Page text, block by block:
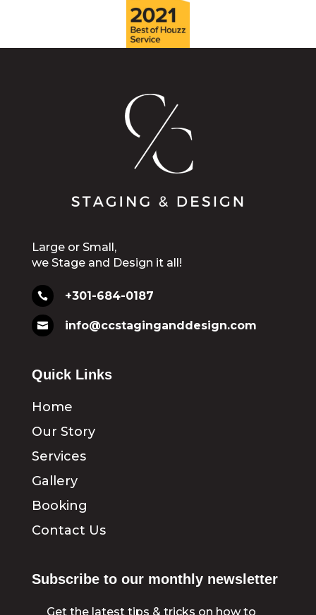
Large or Small,
we Stage and Design it all!
 +301-684-0187
 info@ccstaginganddesign.com
Quick Links
Home
Our Story
Services
Gallery
Booking
Contact Us
Subscribe to our monthly newsletter
Get the latest tips & tricks on how to